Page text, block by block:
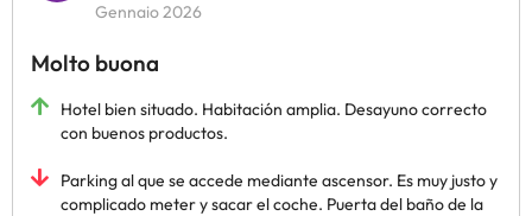
Gennaio 2026
Molto buona
Hotel bien situado. Habitación amplia. Desayuno correcto
con buenos productos.
Parking al que se accede mediante ascensor. Es muy justo y
complicado meter y sacar el coche. Puerta del baño de la